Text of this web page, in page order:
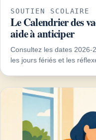
SOUTIEN SCOLAIRE
Le Calendrier des
aide à anticiper
Consultez les dates 2026-
les jours fériés et les